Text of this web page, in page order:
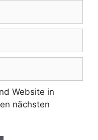
Website in
nächsten